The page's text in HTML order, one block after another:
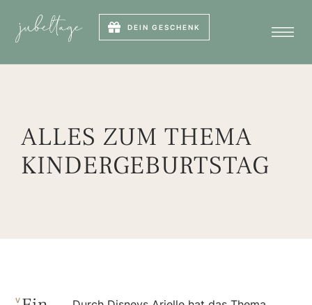
DEIN GESCHENK
ALLES ZUM THEMA
KINDERGEBURTSTAG
V